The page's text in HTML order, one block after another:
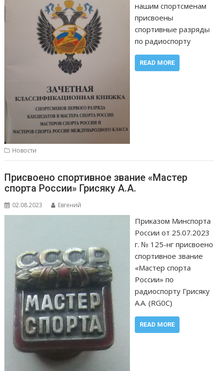
нашим спортсменам
присвоены
спортивные разряды
по радиоспорту
READ MORE
Новости
Присвоено спортивное звание «Мастер
спорта России» Грисяку А.А.
02.08.2023 Евгений
Приказом Минспорта
России от 25.07.2023
г. № 125-нг присвоено
спортивное звание
«Мастер спорта
России» по
радиоспорту Грисяку
А.А. (RG0C)
READ MORE